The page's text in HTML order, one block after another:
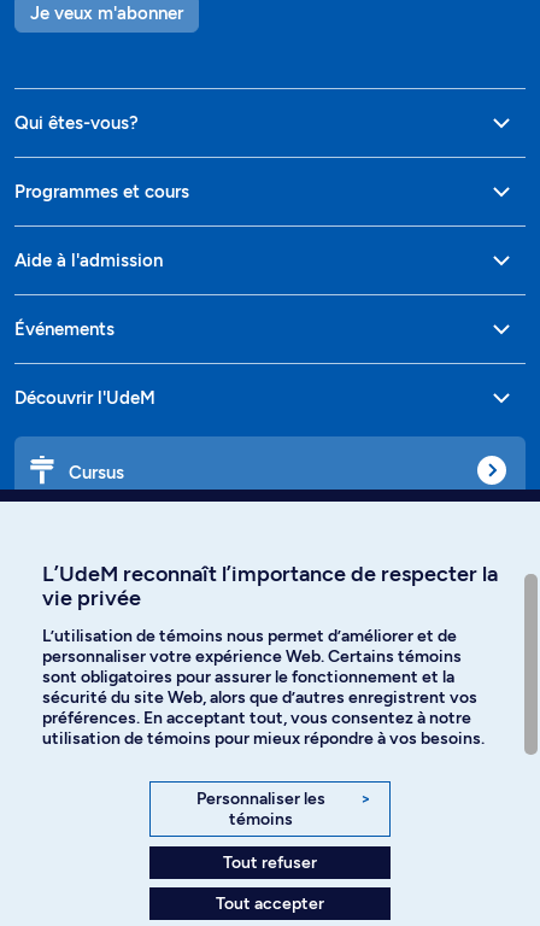
Je veux m'abonner
Qui êtes-vous?
Programmes et cours
Aide à l'admission
Événements
Découvrir l'UdeM
Cursus
Langues
Facebook Instagram
YouTube
L’UdeM reconnaît l’importance de respecter la
vie privée
L’utilisation de témoins nous permet d’améliorer et de
personnaliser votre expérience Web. Certains témoins
sont obligatoires pour assurer le fonctionnement et la
sécurité du site Web, alors que d’autres enregistrent vos
préférences. En acceptant tout, vous consentez à notre
utilisation de témoins pour mieux répondre à vos besoins.
Personnaliser les
témoins
>
Tout refuser
Tout accepter